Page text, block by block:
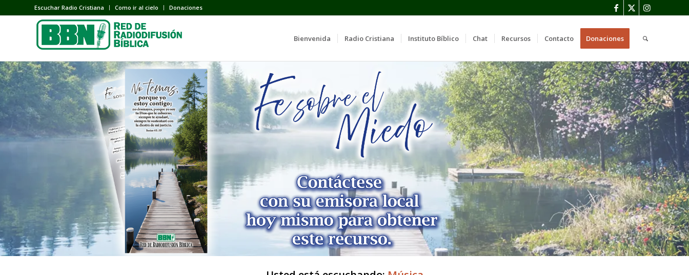
Escuchar Radio Cristiana Como ir al cielo Donaciones
Bienvenida Radio Cristiana Instituto Bíblico Chat Recursos Contacto Donaciones